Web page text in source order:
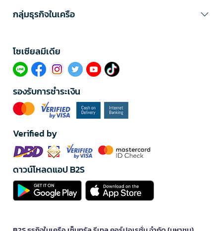
กลุ่มธุรกิจในเครือ
โซเซียลมีเดีย​
รองรับการชำระเงิน
Verified by
ดาวน์โหลดแอป B2S